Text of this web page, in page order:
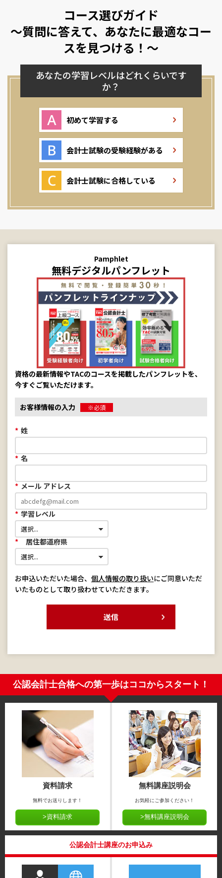
コース選びガイド
～質問に答えて、あなたに最適なコー
スを見つける！～
あなたの学習レベルはどれくらいです
か？
初めて学習する
会計士試験の受験経験がある
会計士試験に合格している
Pamphlet
無料デジタルパンフレット
資格の最新情報やTACのコースを掲載したパンフレットを、
今すぐご覧いただけます。
お客様情報の入力 ※必須
* 姓
* 名
* メール アドレス
* 学習レベル
* 居住都道府県
送信
お申込いただいた場合、 個人情報の取り扱いにご同意いただ
いたものとして取り扱わせていただきます。
公認会計士合格への第一歩はココからスタート！
資料請求
無料でお送りします！
>資料請求
無料講座説明会
お気軽にご参加ください！
>無料講座説明会
公認会計士講座のお申込み